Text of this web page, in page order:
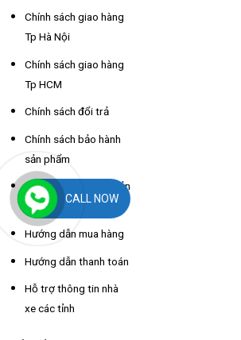
Chính sách giao hàng
Tp Hà Nội
Chính sách giao hàng
Tp HCM
Chính sách đổi trả
Chính sách bảo hành
sản phẩm
Hướng dẫn lắp đặt sản
phẩm
Hướng dẫn mua hàng
Hướng dẫn thanh toán
Hỗ trợ thông tin nhà
xe các tỉnh
CALL NOW